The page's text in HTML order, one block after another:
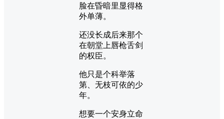
脸在昏暗里显得格
外单薄。
还没长成后来那个
在朝堂上唇枪舌剑
的权臣。
他只是个科举落
第、无枝可依的少
年。
想要一个安身立命